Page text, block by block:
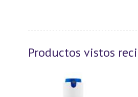
Productos vistos